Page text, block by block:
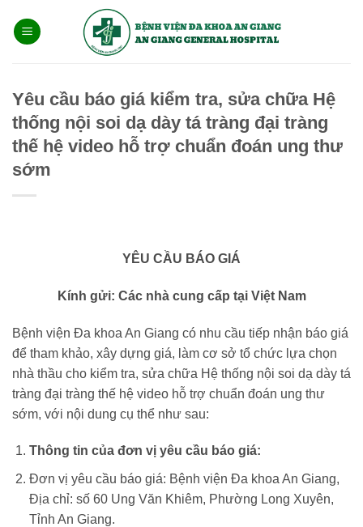
qua
Yêu cầu báo giá kiểm tra, sửa chữa Hệ
thống nội soi dạ dày tá tràng đại tràng
thế hệ video hỗ trợ chuẩn đoán ung thư
sớm
YÊU CẦU BÁO GIÁ
Kính gửi: Các nhà cung cấp tại Việt Nam
Bệnh viện Đa khoa An Giang có nhu cầu tiếp nhận báo giá
để tham khảo, xây dựng giá, làm cơ sở tổ chức lựa chọn
nhà thầu cho kiểm tra, sửa chữa Hệ thống nội soi dạ dày tá
tràng đại tràng thế hệ video hỗ trợ chuẩn đoán ung thư
sớm, với nội dung cụ thể như sau:
Thông tin của đơn vị yêu cầu báo giá:
Đơn vị yêu cầu báo giá: Bệnh viện Đa khoa An Giang,
Địa chỉ: số 60 Ung Văn Khiêm, Phường Long Xuyên,
Tỉnh An Giang.